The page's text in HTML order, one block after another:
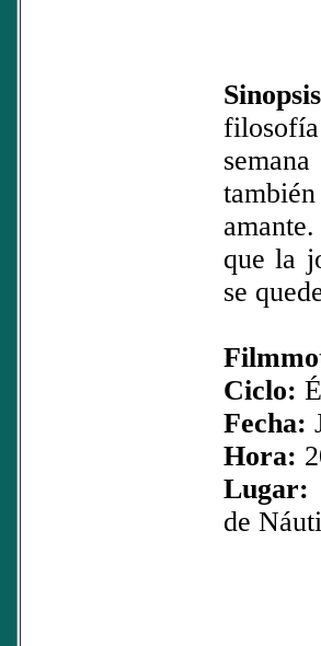
que la
se
Ciclo:
Fecha:
Hora:
Lugar:
de